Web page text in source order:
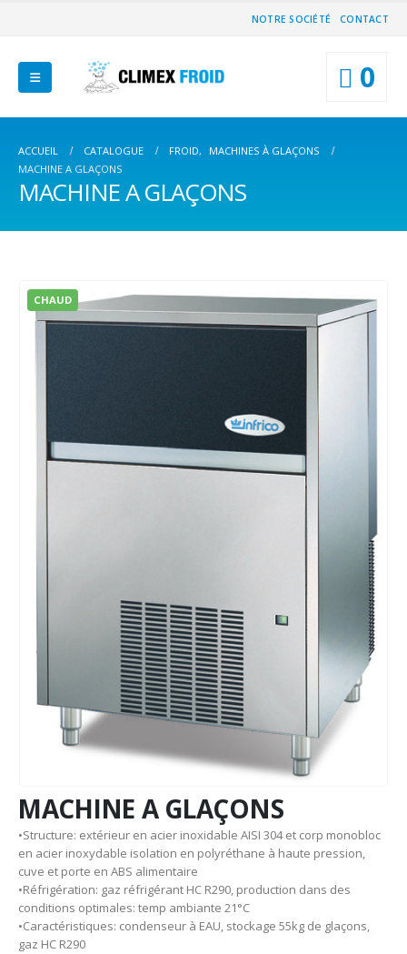
NOTRE SOCIÉTÉ CONTACT
0
ACCUEIL CATALOGUE FROID,
MACHINES À GLAÇONS
MACHINE A GLAÇONS
MACHINE A GLAÇONS
CHAUD
MACHINE A GLAÇONS
•Structure: extérieur en acier inoxidable AISI 304 et corp monobloc
en acier inoxydable isolation en polyréthane à haute pression,
cuve et porte en ABS alimentaire
•Réfrigération: gaz réfrigérant HC R290, production dans des
conditions optimales: temp ambiante 21°C
•Caractéristiques: condenseur à EAU, stockage 55kg de glaçons,
gaz HC R290